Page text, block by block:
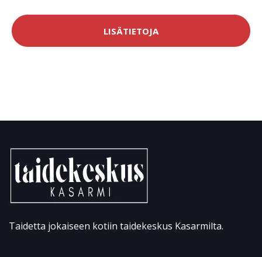
LISÄTIETOJA
Taidetta jokaiseen kotiin taidekeskus Kasarmilta.